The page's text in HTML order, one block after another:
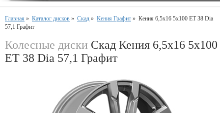
Главная » Каталог дисков » Скад » Кения Графит » Кения 6,5x16 5x100 ET 38 Dia
57,1 Графит
Колесные диски Скад Кения 6,5x16 5x100
ET 38 Dia 57,1 Графит